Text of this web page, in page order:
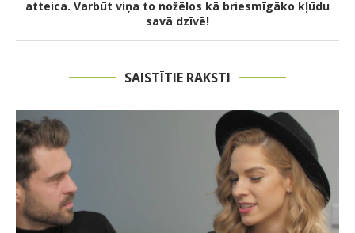
atteica. Varbūt viņa to nožēlos kā briesmīgāko kļūdu
savā dzīvē!
SAISTĪTIE RAKSTI